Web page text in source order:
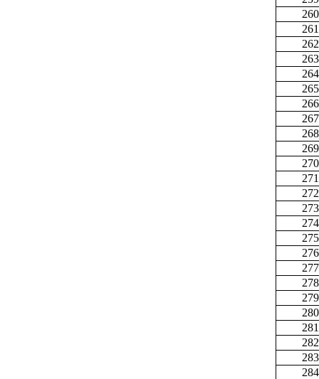
260
261
262
263
264
265
266
267
268
269
270
271
272
273
274
275
276
277
278
279
280
281
282
283
284